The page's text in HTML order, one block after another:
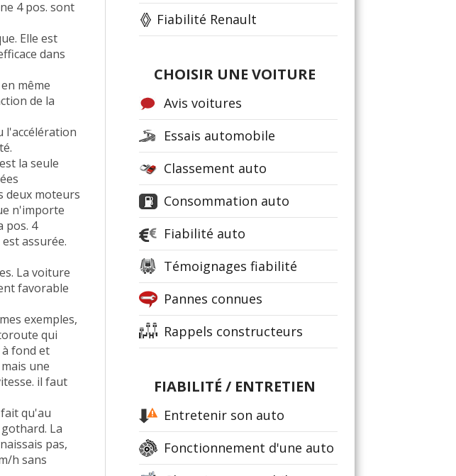
4 pos. sont
Elle est
dans
même
de la
l'accélération
la seule
deux moteurs
n'importe
pos. 4
assurée.
La voiture
favorable
exemples,
qui
fond et
une
il faut
qu'au
La
pas,
h sans
Fiabilité Renault
CHOISIR UNE VOITURE
Avis voitures
Essais automobile
Classement auto
Consommation auto
Fiabilité auto
Témoignages fiabilité
Pannes connues
Rappels constructeurs
FIABILITÉ / ENTRETIEN
Entretenir son auto
Fonctionnement d'une auto